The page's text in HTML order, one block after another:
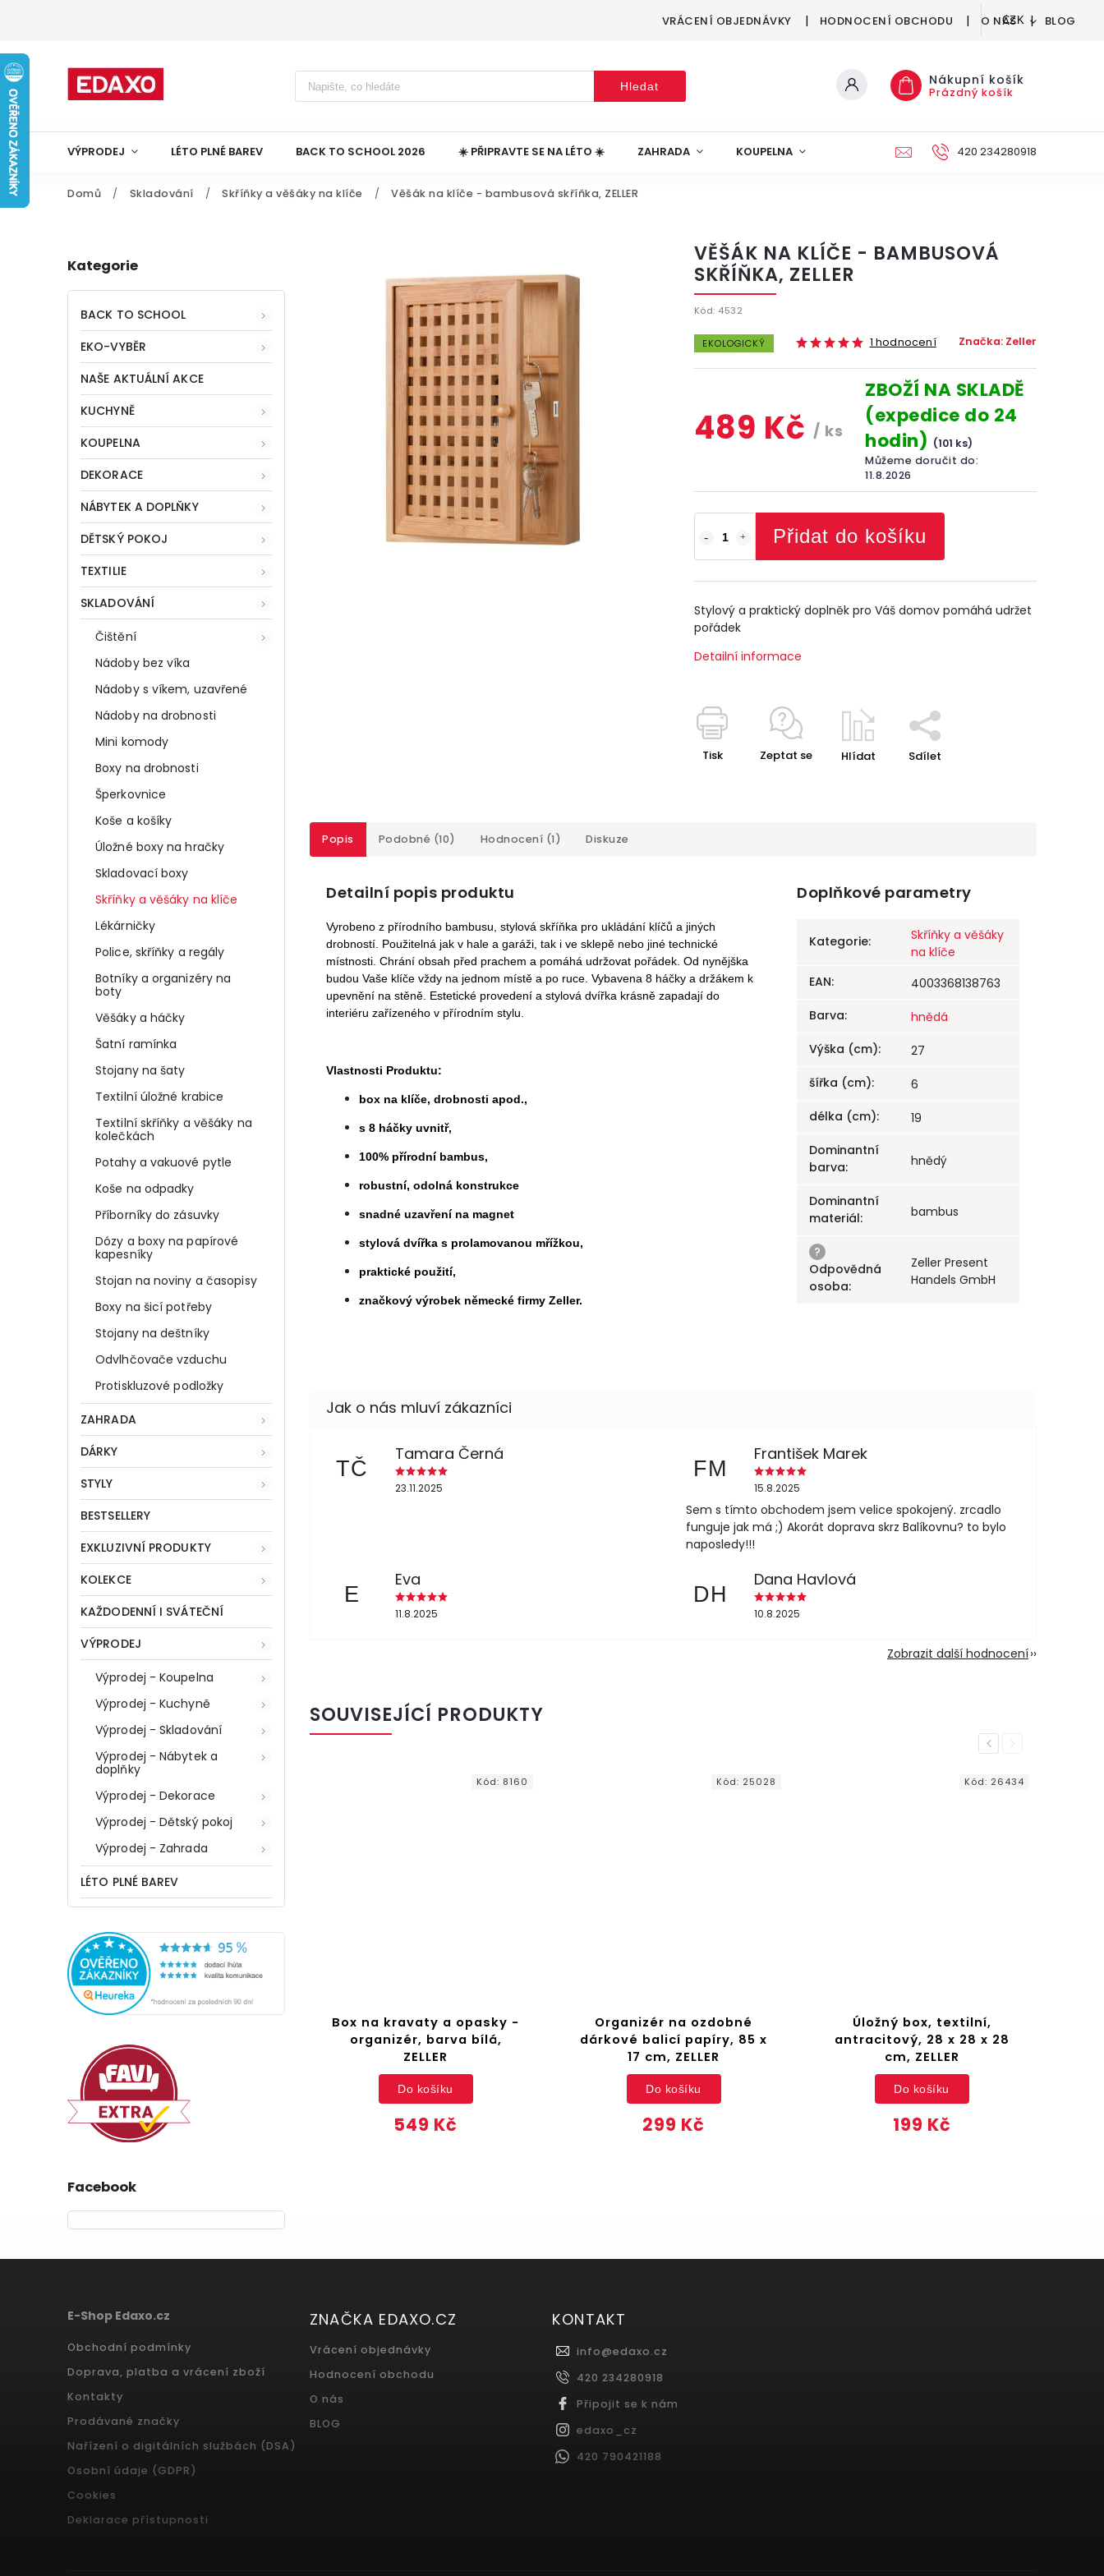
VRÁCENÍ OBJEDNÁVKY HODNOCENÍ OBCHODU O NÁS BLOG
CZK
Hledat Nákupní košík
Prázdný košík
VÝPRODEJ LÉTO PLNÉ BAREV BACK TO SCHOOL 2026 ☀️ PŘIPRAVTE SE NA LÉTO ☀️ ZAHRADA KOUPELNA DEKORACE
420 234280918
Domů / Skladování / Skříňky a věšáky na klíče / Věšák na klíče - bambusová skříňka, ZELLER
Kategorie
BACK TO SCHOOL
EKO-VYBĚR
NAŠE AKTUÁLNÍ AKCE
KUCHYNĚ
KOUPELNA
DEKORACE
NÁBYTEK A DOPLŇKY
DĚTSKÝ POKOJ
TEXTILIE
SKLADOVÁNÍ
Čištění
Nádoby bez víka
Nádoby s víkem, uzavřené
Nádoby na drobnosti
Mini komody
Boxy na drobnosti
Šperkovnice
Koše a košíky
Úložné boxy na hračky
Skladovací boxy
Skříňky a věšáky na klíče
Lékárničky
Police, skříňky a regály
Botníky a organizéry na
boty
Věšáky a háčky
Šatní ramínka
Stojany na šaty
Textilní úložné krabice
Textilní skříňky a věšáky na
kolečkách
Potahy a vakuové pytle
Koše na odpadky
Příborníky do zásuvky
Dózy a boxy na papírové
kapesníky
Stojan na noviny a časopisy
Boxy na šicí potřeby
Stojany na deštníky
Odvlhčovače vzduchu
Protiskluzové podložky
ZAHRADA
DÁRKY
STYLY
BESTSELLERY
EXKLUZIVNÍ PRODUKTY
KOLEKCE
KAŽDODENNÍ I SVÁTEČNÍ
VÝPRODEJ
Výprodej - Koupelna
Výprodej - Kuchyně
Výprodej - Skladování
Výprodej - Nábytek a
doplňky
Výprodej - Dekorace
Výprodej - Dětský pokoj
Výprodej - Zahrada
LÉTO PLNÉ BAREV
Facebook
VĚŠÁK NA KLÍČE - BAMBUSOVÁ
SKŘÍŇKA, ZELLER
Kód: 4532
EKOLOGICKÝ 1 hodnocení Značka: Zeller
489 Kč / ks
ZBOŽÍ NA SKLADĚ
(expedice do 24
hodin) (101 ks)
Můžeme doručit do:
11.8.2026
Přidat do košíku
Stylový a praktický doplněk pro Váš domov pomáhá udržet
pořádek
Detailní informace
Tisk Zeptat se Hlídat Sdílet
Popis Podobné (10) Hodnocení (1) Diskuze
Detailní popis produktu
Vyrobeno z přírodního bambusu, stylová skříňka pro ukládání klíčů a jiných
drobností. Použitelná jak v hale a garáži, tak i ve sklepě nebo jiné technické
místnosti. Chrání obsah před prachem a pomáhá udržovat pořádek. Od nynějška
budou Vaše klíče vždy na jednom místě a po ruce. Vybavena 8 háčky a držákem k
upevnění na stěně. Estetické provedení a stylová dvířka krásně zapadají do
interiéru zařízeného v přírodním stylu.
Vlastnosti Produktu:
box na klíče, drobnosti apod.,
s 8 háčky uvnitř,
100% přírodní bambus,
robustní, odolná konstrukce
snadné uzavření na magnet
stylová dvířka s prolamovanou mřížkou,
praktické použití,
značkový výrobek německé firmy Zeller.
Doplňkové parametry
Kategorie:
Skříňky a věšáky
na klíče
EAN:
4003368138763
Barva:
hnědá
Výška (cm):
27
šířka (cm):
6
délka (cm):
19
Dominantní
barva: hnědý
Dominantní
materiál: bambus
?
Odpovědná
osoba:
Zeller Present
Handels GmbH
TČ
Tamara Černá
23.11.2025
FM
František Marek
15.8.2025
Sem s tímto obchodem jsem velice spokojený. zrcadlo
funguje jak má ;) Akorát doprava skrz Balíkovnu? to bylo
naposledy!!!
E
Eva
11.8.2025
DH
Dana Havlová
10.8.2025
Zobrazit další hodnocení
SOUVISEJÍCÍ PRODUKTY
Previous
CENA
419 Kč
–40 %
ZELLER
250 Kč
Do košíku
Box na kravaty a opasky -
organizér, barva bílá,
ZELLER
549 Kč
Do košíku
Kód: 8160
Organizér na ozdobné
dárkové balicí papíry, 85 x
17 cm, ZELLER
299 Kč
Do košíku
Kód: 25028
Úložný box, textilní,
antracitový, 28 x 28 x 28
cm, ZELLER
199 Kč
Do košíku
Kód: 26434
Next
E-Shop Edaxo.cz
Obchodní podmínky
Doprava, platba a vrácení zboží
Kontakty
Prodávané značky
Nařízení o digitálních službách (DSA)
Osobní údaje (GDPR)
Cookies
Deklarace přístupnosti
ZNAČKA EDAXO.CZ
Vrácení objednávky
Hodnocení obchodu
O nás
BLOG
KONTAKT
info@edaxo.cz
420 234280918
Připojit se k nám
edaxo_cz
420 790421188